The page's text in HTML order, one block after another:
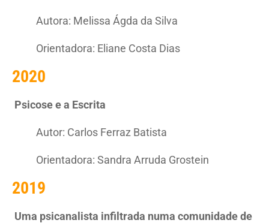
Autora: Melissa Ágda da Silva
Orientadora: Eliane Costa Dias
2020
Psicose e a Escrita
Autor: Carlos Ferraz Batista
Orientadora: Sandra Arruda Grostein
2019
Uma psicanalista infiltrada numa comunidade de